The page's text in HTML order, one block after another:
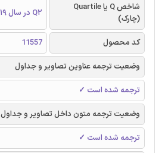
شاخص Q یا Quartile
(چارک)
Q2 در سال 2019
کد محصول
11557
وضعیت ترجمه عناوین تصاویر و جداول
ترجمه شده است ✓
وضعیت ترجمه متون داخل تصاویر و جداول
ترجمه شده است ✓